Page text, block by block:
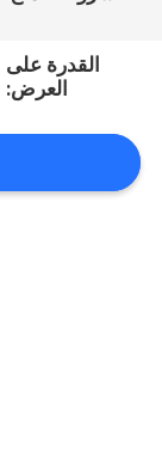
مراقبة
الجودة
اتصل
بنا
القدرة على
العرض: